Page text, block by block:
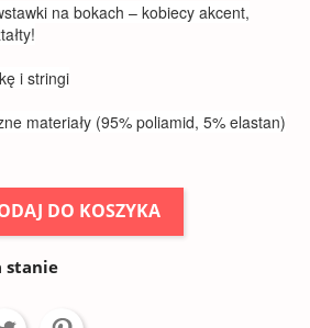
na bokach – kobiecy akcent,
i stringi
materiały (95% poliamid, 5% elastan)
DO KOSZYKA
stanie